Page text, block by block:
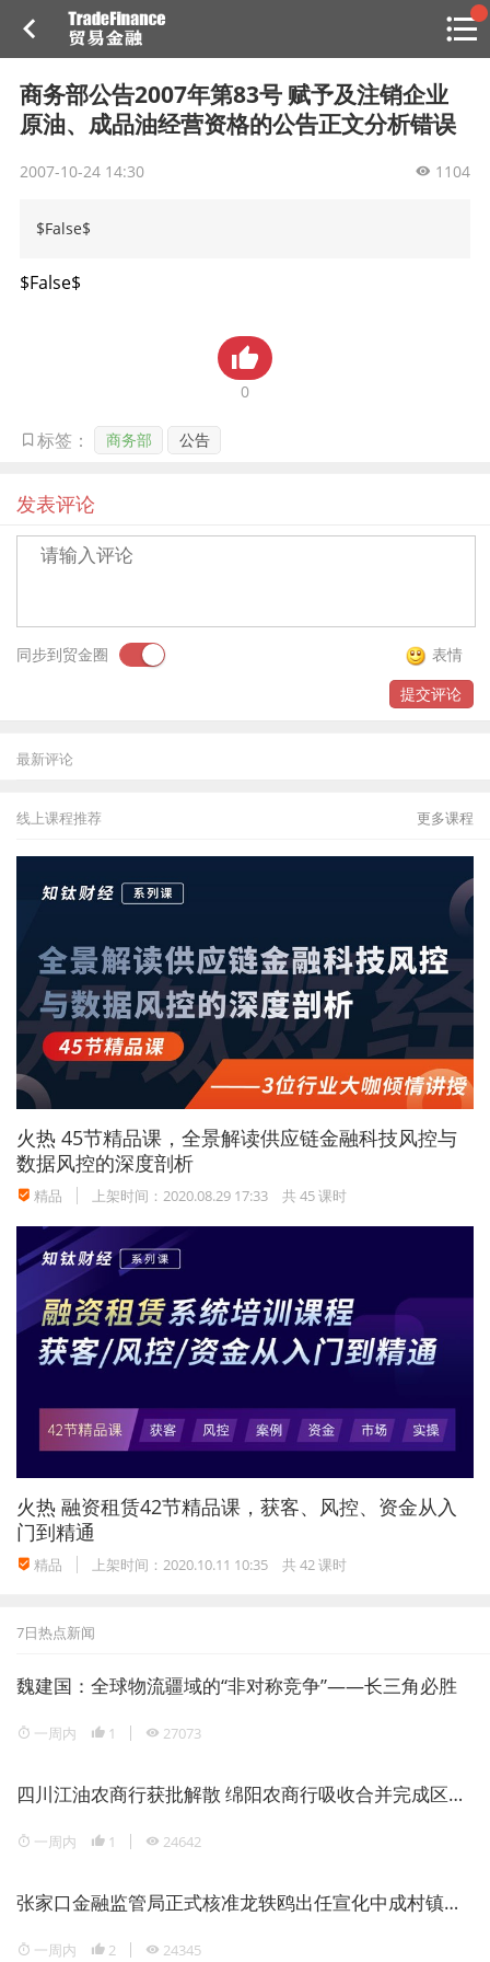
商务部公告2007年第83号 赋予及注销企业
原油、成品油经营资格的公告正文分析错误
2007-10-24 14:30 1104
$False$
$False$
0
标签： 商务部 公告
发表评论
同步到贸金圈
表情
提交评论
最新评论
线上课程推荐 更多课程
火热 45节精品课，全景解读供应链金融科技风控与
数据风控的深度剖析
精品 上架时间：2020.08.29 17:33 共 45 课时
火热 融资租赁42节精品课，获客、风控、资金从入
门到精通
精品 上架时间：2020.10.11 10:35 共 42 课时
7日热点新闻
魏建国：全球物流疆域的“非对称竞争”——长三角必胜
一周内 1 27073
四川江油农商行获批解散 绵阳农商行吸收合并完成区域银行整合
一周内 1 24642
张家口金融监管局正式核准龙轶鸥出任宣化中成村镇银行董事长
一周内 2 24345
热
点
目
贸金说图
专家投稿
贸金招聘
贸金微博
贸金书店
我的
贸金公众号